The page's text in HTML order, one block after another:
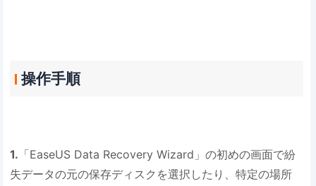
操作手順
1. 「EaseUS Data Recovery Wizard」の初めの画面で紛
失データの元の保存ディスクを選択したり、特定の場所